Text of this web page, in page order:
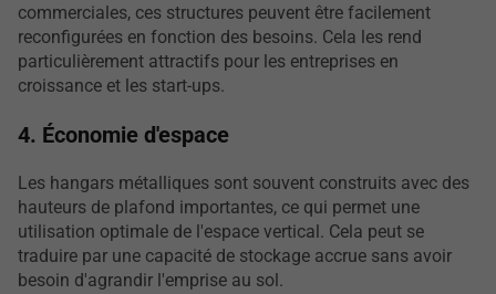
commerciales, ces structures peuvent être facilement
reconfigurées en fonction des besoins. Cela les rend
particulièrement attractifs pour les entreprises en
croissance et les start-ups.
4. Économie d'espace
Les hangars métalliques sont souvent construits avec des
hauteurs de plafond importantes, ce qui permet une
utilisation optimale de l'espace vertical. Cela peut se
traduire par une capacité de stockage accrue sans avoir
besoin d'agrandir l'emprise au sol.